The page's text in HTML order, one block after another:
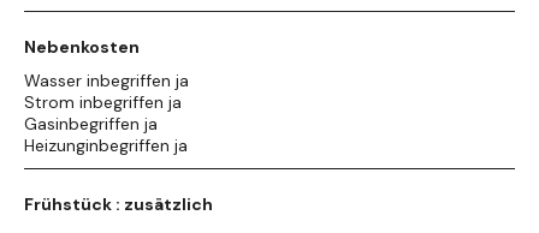
Nebenkosten
Wasser inbegriffen ja
Strom inbegriffen ja
Gasinbegriffen ja
Heizunginbegriffen ja
Frühstück : zusätzlich